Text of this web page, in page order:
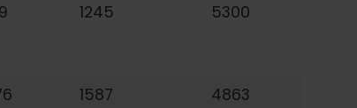
1245 5300
1587 4863